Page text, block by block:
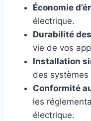
Économie
électrique.
Durabilité
vie de vos
Installation
des
Conformité
les
électrique.